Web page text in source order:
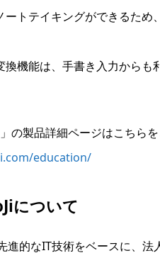
トテイキングができるた
換機能は、手書き入力から
の製品詳細ページはこちら
education/
について
進的なIT技術をベースに、